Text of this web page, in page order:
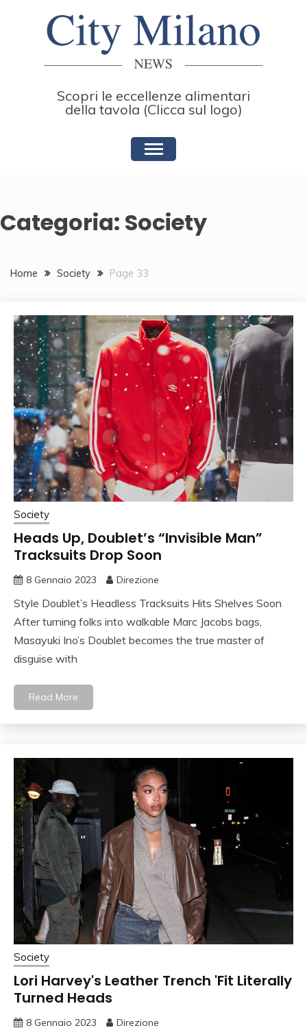
Scopri le eccellenze alimentari
della tavola (Clicca sul logo)
Categoria: Society
Home Society Page 33
Society
Heads Up, Doublet’s “Invisible Man”
Tracksuits Drop Soon
8 Gennaio 2023 Direzione
Style Doublet’s Headless Tracksuits Hits Shelves Soon
After turning folks into walkable Marc Jacobs bags,
Masayuki Ino’s Doublet becomes the true master of
disguise with
Read More
Society
Lori Harvey's Leather Trench 'Fit Literally
Turned Heads
8 Gennaio 2023 Direzione